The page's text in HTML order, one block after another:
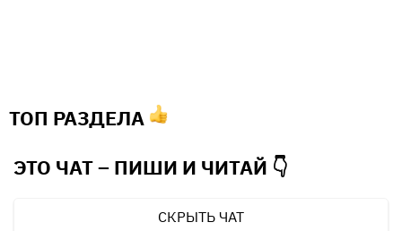
ТОП РАЗДЕЛА
ЭТО ЧАТ – ПИШИ И ЧИТАЙ 👇
СКРЫТЬ ЧАТ